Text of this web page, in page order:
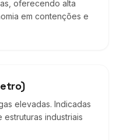
oferecendo alta
em contenções e
elevadas. Indicadas
industriais